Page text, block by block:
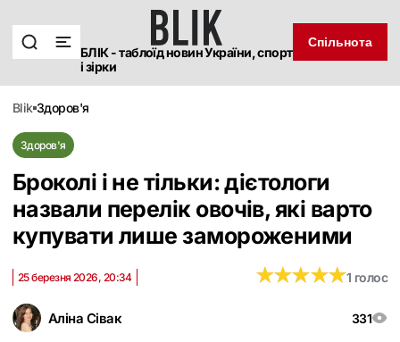
БЛІК - таблоїд новин України, спорт
і зірки
Спільнота
blik здоров'я
Здоров'я
Броколі і не тільки: дієтологи
назвали перелік овочів, які варто
купувати лише замороженими
Аліна Сівак 331
25 березня 2026, 20:34 ★★★★★
★★★★★1 голос